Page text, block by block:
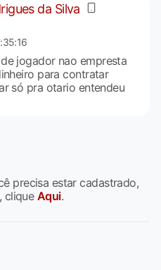
da Silva
jogador nao empresta
para contratar
só pra otario entendeu
precisa estar cadastrado,
clique Aqui.